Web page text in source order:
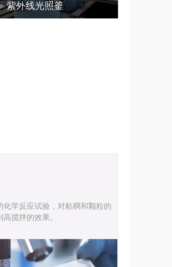
紫外线光照釜
化学反应试验，对粘稠和颗粒的
搅拌的效果。